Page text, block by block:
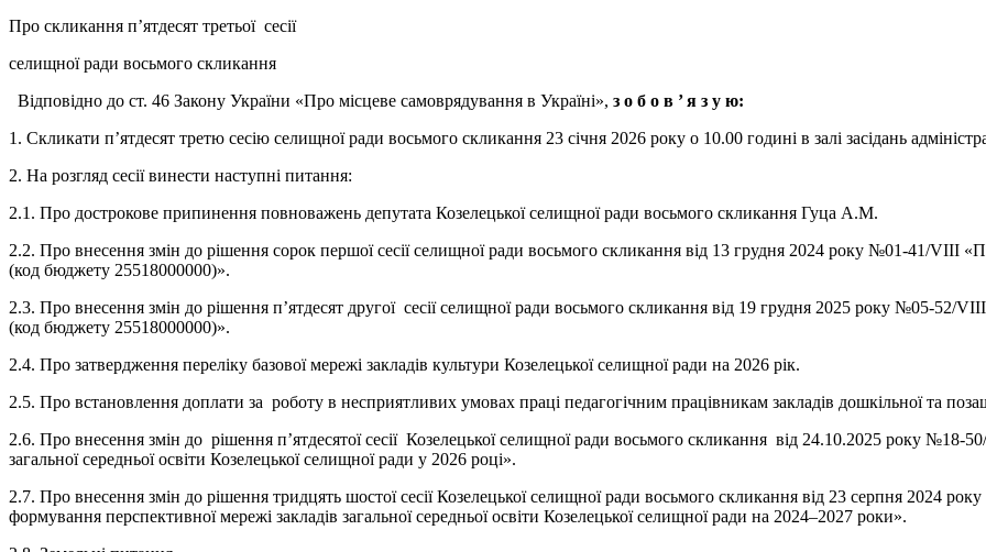
Про скликання п’ятдесят третьої сесії
селищної ради восьмого скликання
Відповідно до ст. 46 Закону України «Про місцеве самоврядування в Україні», з о б о в ’я з у ю:
1. Скликати п’ятдесят третю сесію селищної ради восьмого скликання 23 січня 2026 року о 10.00 годині в залі засідань
2. На розгляд сесії винести наступні питання:
2.1. Про дострокове припинення повноважень депутата Козелецької селищної ради восьмого скликання Гуца А.М.
2.2. Про внесення змін до рішення сорок першої сесії селищної ради восьмого скликання від 13 грудня 2024 року №01-41/VIII
(код бюджету 25518000000)».
2.3. Про внесення змін до рішення п’ятдесят другої сесії селищної ради восьмого скликання від 19 грудня 2025 року №05-52/
(код бюджету 25518000000)».
2.4. Про затвердження переліку базової мережі закладів культури Козелецької селищної ради на 2026 рік.
2.5. Про встановлення доплати за роботу в несприятливих умовах праці педагогічним працівникам закладів дошкільної та
2.6. Про внесення змін до рішення п’ятдесятої сесії Козелецької селищної ради восьмого скликання від 24.10.2025 року №18-
загальної середньої освіти Козелецької селищної ради у 2026 році».
2.7. Про внесення змін до рішення тридцять шостої сесії Козелецької селищної ради восьмого скликання від 23 серпня 2024
формування перспективної мережі закладів загальної середньої освіти Козелецької селищної ради на 2024–2027 роки».